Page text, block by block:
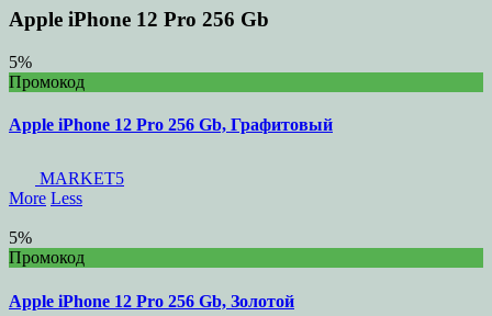
Apple iPhone 12 Pro 256 Gb
5%
Промокод
Apple iPhone 12 Pro 256 Gb, Графитовый
MARKET5
More Less
5%
Промокод
Apple iPhone 12 Pro 256 Gb, Золотой